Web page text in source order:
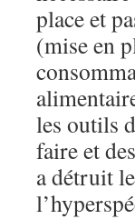
place et
(mise en
les outils
faire et
a détruit